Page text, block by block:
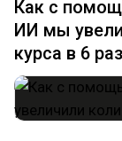
Как с
ИИ мы
курса в 6 раз